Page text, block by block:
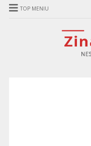
TOP MENIU